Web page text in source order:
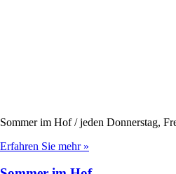
Sommer im Hof / jeden Donnerstag,
Erfahren Sie mehr »